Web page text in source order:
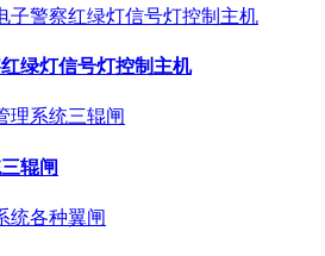
绿灯信号灯控制主机
辊闸